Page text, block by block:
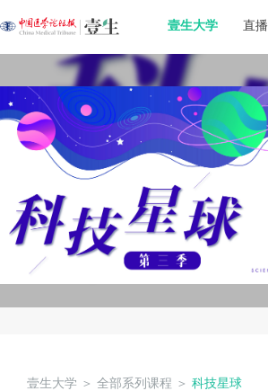
壹生大学 直播
壹生大学 ＞ 全部系列课程 ＞ 科技星球